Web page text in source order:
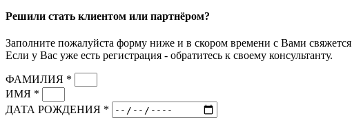
Решили стать клиентом или партнёром?
Заполните пожалуйста форму ниже и в скором времени с Вами
Если у Вас уже есть регистрация - обратитесь к своему консультанту.
ФАМИЛИЯ *
ИМЯ *
ДАТА РОЖДЕНИЯ *